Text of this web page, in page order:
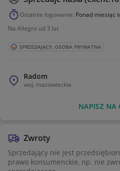
Ostatnie logowanie: Ponad miesiąc
Na Allegro od 3 lat
SPRZEDAJĄCY: OSOBA PRYWATNA
Radom
woj. mazowieckie
NAPISZ NA
Zwroty
Sprzedający nie jest
prawo konsumenckie, np. nie